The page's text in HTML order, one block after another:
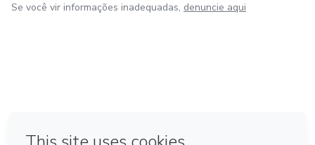
Se você vir informações inadequadas, denuncie aqui
Feito com ❤ na Cidade do México